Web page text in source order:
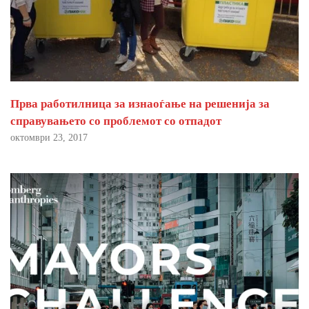
Прва работилница за изнаоѓање на решенија за
справувањето со проблемот со отпадот
октомври 23, 2017